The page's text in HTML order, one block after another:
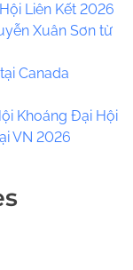
Liên Kết 2026
Xuân Sơn từ
Canada
Khoáng Đại Hội
VN 2026